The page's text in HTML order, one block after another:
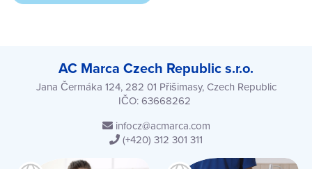
AC Marca Czech Republic s.r.o.
Jana Čermáka 124, 282 01 Přišimasy, Czech Republic
IČO: 63668262
infocz@acmarca.com
(+420) 312 301 311